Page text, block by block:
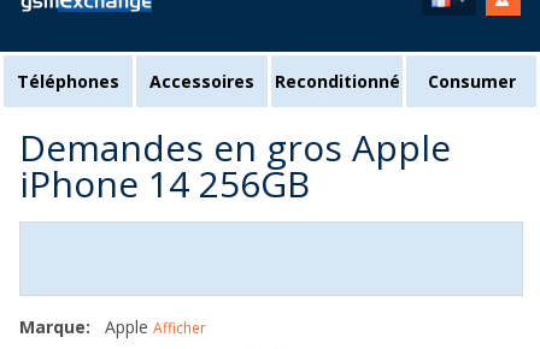
Téléphones Accessoires Reconditionné Consumer
Demandes en gros Apple
iPhone 14 256GB
Marque: Apple Afficher